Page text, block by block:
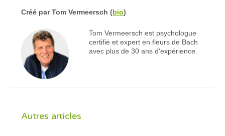
Créé parTom Vermeersch (bio)
Tom Vermeersch est psychologue
certifié et expert en fleurs de Bach
avec plus de 30 ans d'expérience.
Autres articles